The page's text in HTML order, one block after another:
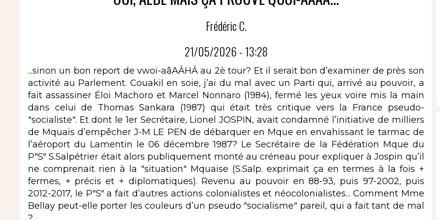
Frédéric C.
21/05/2026 - 13:28
...sinon un bon report de vwoi-aâAÂHÂ au 2è tour? Et il serait bon d’examiner de près son
activité au Parlement. Couakil en soie, j’ai du mal avec un Parti qui, arrivé au pouvoir, a
fait assassiner Éloi Machoro et Marcel Nonnaro (1984), fermé les yeux voire mis la main
dans celui de Thomas Sankara (1987) qui était très critique vers la France pseudo-
"socialiste". Et dont le 1er Secrétaire, Lionel JOSPIN, avait condamné l’initiative de milliers
de Mquais d’empêcher J-M LE PEN de débarquer en Mque en envahissant le tarmac de
l’aéroport du Lamentin le 06 décembre 1987? Le Secrétaire de la Fédération Mque du
P"S" S.Salpétrier était alors publiquement monté au créneau pour expliquer à Jospin qu’il
ne comprenait rien à la "situation" Mquaise (S.Salp. exprimait ça en termes à la fois +
fermes, + précis et + diplomatiques). Revenu au pouvoir en 88-93, puis 97-2002, puis
2012-2017, le P"S" a fait d’autres actions colonialistes et néocolonialistes... Comment Mme
Bellay peut-elle porter les couleurs d’un pseudo "socialisme" pareil, qui a fait tant de mal